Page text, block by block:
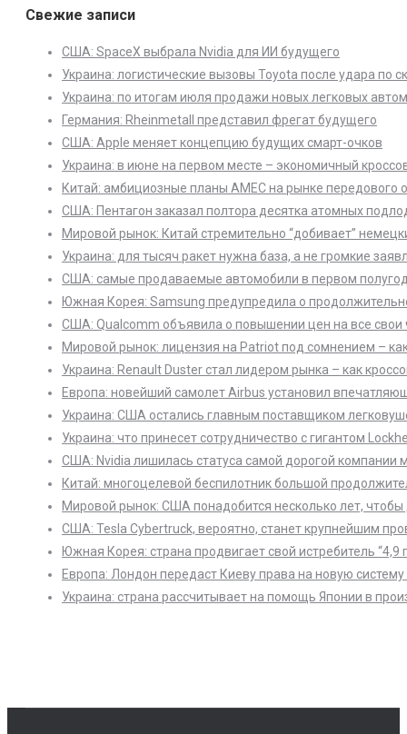
Свежие записи
США: SpaceX выбрала Nvidia для ИИ будущего
Украина: логистические вызовы Toyota после удара по
Украина: по итогам июля продажи новых легковых
Германия: Rheinmetall представил фрегат будущего
США: Apple меняет концепцию будущих смарт-очков
Украина: в июне на первом месте – экономичный
Китай: амбициозные планы AMEC на рынке передового
США: Пентагон заказал полтора десятка атомных
Мировой рынок: Китай стремительно “добивает”
Украина: для тысяч ракет нужна база, а не громкие
США: самые продаваемые автомобили в первом
Южная Корея: Samsung предупредила о
США: Qualcomm объявила о повышении цен на все свои
Мировой рынок: лицензия на Patriot под сомнением –
Украина: Renault Duster стал лидером рынка – как
Европа: новейший самолет Airbus установил
Украина: США остались главным поставщиком
Украина: что принесет сотрудничество с гигантом
США: Nvidia лишилась статуса самой дорогой компании
Китай: многоцелевой беспилотник большой
Мировой рынок: США понадобится несколько лет,
США: Tesla Cybertruck, вероятно, станет крупнейшим
Южная Корея: страна продвигает свой истребитель “4,9
Европа: Лондон передаст Киеву права на новую
Украина: страна рассчитывает на помощь Японии в